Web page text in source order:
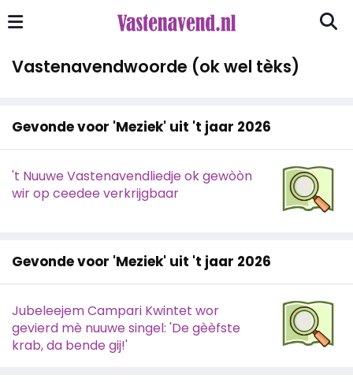
Vastenavendwoorde (ok wel tèks)
Gevonde voor 'Meziek' uit 't jaar 2026
't Nuuwe Vastenavendliedje ok gewòòn
wir op ceedee verkrijgbaar
Gevonde voor 'Meziek' uit 't jaar 2026
Jubeleejem Campari Kwintet wor
gevierd mè nuuwe singel: 'De gèèfste
krab, da bende gij!'